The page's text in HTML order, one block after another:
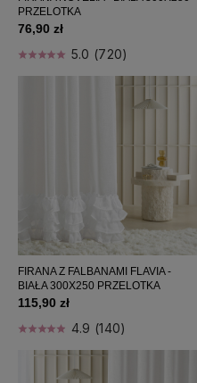
PRZELOTKA
76,90 zł
5.0 (720)
FIRANA Z FALBANAMI FLAVIA -
BIAŁA 300X250 PRZELOTKA
115,90 zł
4.9 (140)